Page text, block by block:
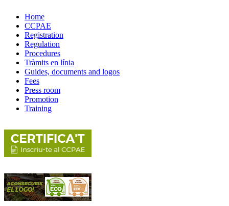
Home
CCPAE
Registration
Regulation
Procedures
Tràmits en línia
Guides, documents and logos
Fees
Press room
Promotion
Training